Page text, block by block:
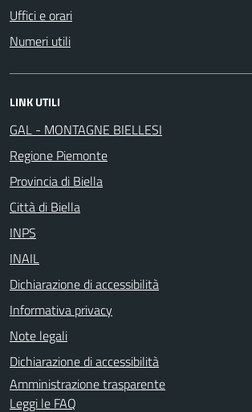
Uffici e orari
Numeri utili
LINK UTILI
GAL - MONTAGNE BIELLESI
Regione Piemonte
Provincia di Biella
Città di Biella
INPS
INAIL
Dichiarazione di accessibilità
Informativa privacy
Note legali
Dichiarazione di accessibilità
Amministrazione trasparente
Leggi le FAQ